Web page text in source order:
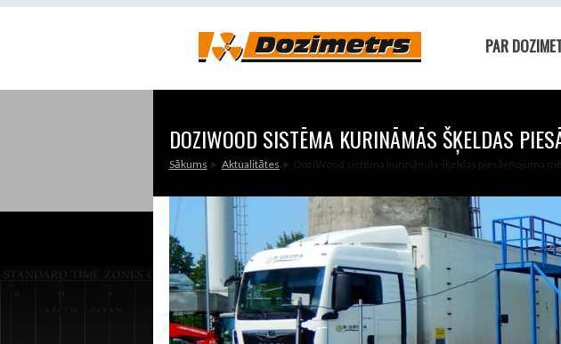
PAR
DOZIWOOD SISTĒMA KURINĀMĀS ŠĶELDAS
Sākums ► Aktualitātes ► DoziWood sistēma kurināmās šķeldas piesārņojuma